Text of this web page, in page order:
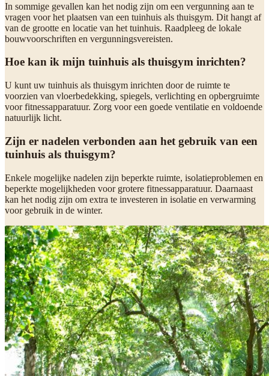
In sommige gevallen kan het nodig zijn om een vergunning aan te
vragen voor het plaatsen van een tuinhuis als thuisgym. Dit hangt af
van de grootte en locatie van het tuinhuis. Raadpleeg de lokale
bouwvoorschriften en vergunningsvereisten.
Hoe kan ik mijn tuinhuis als thuisgym inrichten?
U kunt uw tuinhuis als thuisgym inrichten door de ruimte te
voorzien van vloerbedekking, spiegels, verlichting en opbergruimte
voor fitnessapparatuur. Zorg voor een goede ventilatie en voldoende
natuurlijk licht.
Zijn er nadelen verbonden aan het gebruik van een
tuinhuis als thuisgym?
Enkele mogelijke nadelen zijn beperkte ruimte, isolatieproblemen en
beperkte mogelijkheden voor grotere fitnessapparatuur. Daarnaast
kan het nodig zijn om extra te investeren in isolatie en verwarming
voor gebruik in de winter.